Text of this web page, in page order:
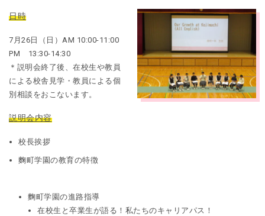
日時
7月26日（日）AM 10:00-11:00
PM 13:30-14:30
＊説明会終了後、在校生や教員
による校舎見学・教員による個
別相談をおこないます。
説明会内容
校長挨拶
麴町学園の教育の特徴
麴町学園の進路指導
在校生と卒業生が語る！私たちのキャリアパス！